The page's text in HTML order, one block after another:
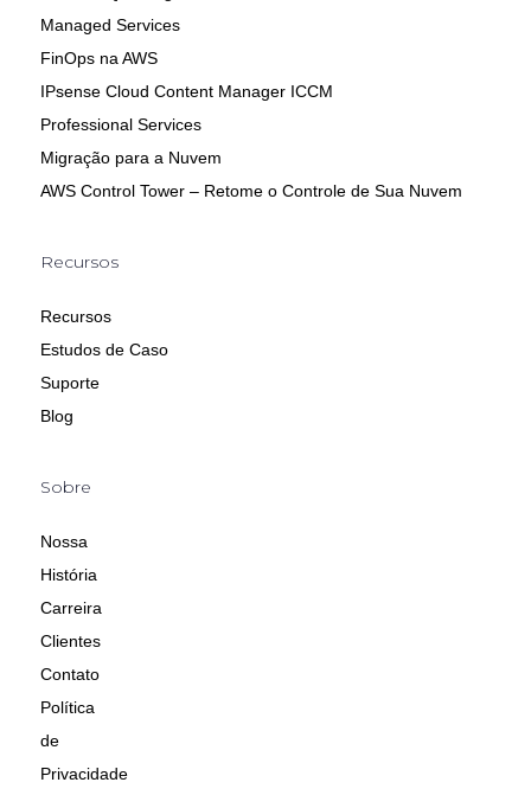
Managed Services
FinOps na AWS
IPsense Cloud Content Manager ICCM
Professional Services
Migração para a Nuvem
AWS Control Tower – Retome o Controle de Sua Nuvem
Recursos
Recursos
Estudos de Caso
Suporte
Blog
Sobre
Nossa
História
Carreira
Clientes
Contato
Política
de
Privacidade